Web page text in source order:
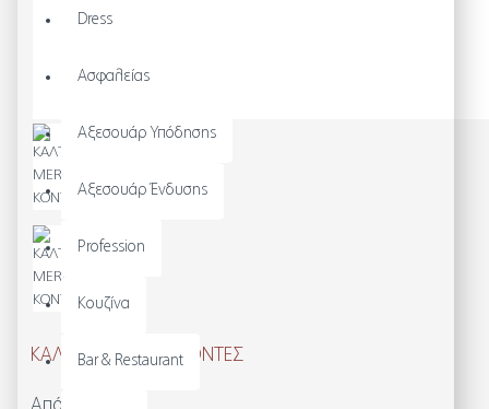
Dress
Ασφαλείας
Αξεσουάρ Υπόδησης
Αξεσουάρ Ένδυσης
Profession
Κουζίνα
Bar & Restaurant
ΚΑΛΤΣΕΣ MERINO-ΚΟΝΤΕΣ